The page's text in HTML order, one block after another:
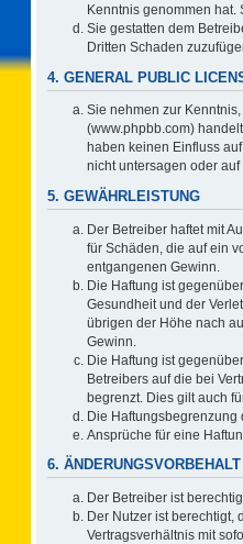
Kenntnis genommen hat.
Sie gestatten dem
Dritten Schaden
4. GENERAL PUBLIC
Sie nehmen zur
(www.phpbb.com)
haben keinen Einfluss
nicht untersagen oder
5. GEWÄHRLEISTUNG
Der Betreiber haftet mit
für Schäden, die auf ein
entgangenen Gewinn.
Die Haftung ist
Gesundheit und der
übrigen der Höhe nach
Gewinn.
Die Haftung ist
Betreibers auf die bei
begrenzt. Dies gilt auch
Die Haftungsbegrenzung
Ansprüche für eine
6. ÄNDERUNGSVORBEHALT
Der Betreiber ist
Der Nutzer ist berechtigt,
Vertragsverhältnis mit